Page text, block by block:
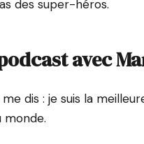
des super-héros.
avec
dis : je suis la
monde.